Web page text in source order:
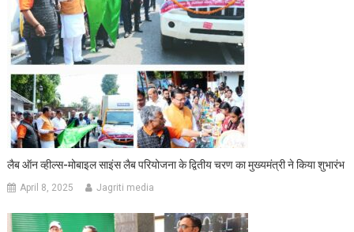
लैब ऑन व्हील्स-मोबाइल साइंस लैब परियोजना के द्वितीय चरण का मुख्यमंत्री ने किया शुभारंभ
April 8, 2025 Jagriti media